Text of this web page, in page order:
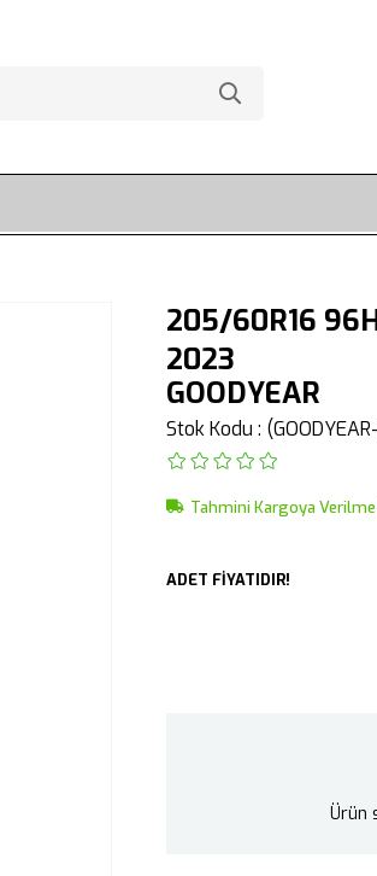
205/60R16
2023
GOODYEAR
Stok Kodu
Tahmini Kargoya
ADET FİYATIDIR!
Ürün